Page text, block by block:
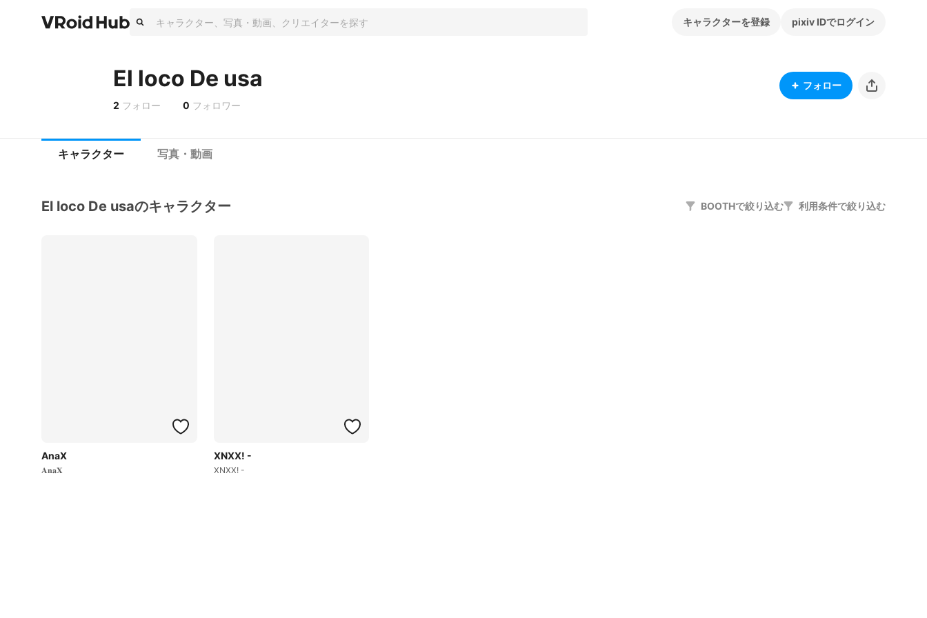
キャラクターを登録 pixiv IDでログイン
El loco De usa
2 フォロー 0 フォロワー
フォロー
キャラクター 写真・動画
El loco De usaのキャラクター BOOTHで絞り込む 利用条件で絞り込む
AnaX
𝐀𝐧𝐚𝐗
XNXX! -
XNXX! -